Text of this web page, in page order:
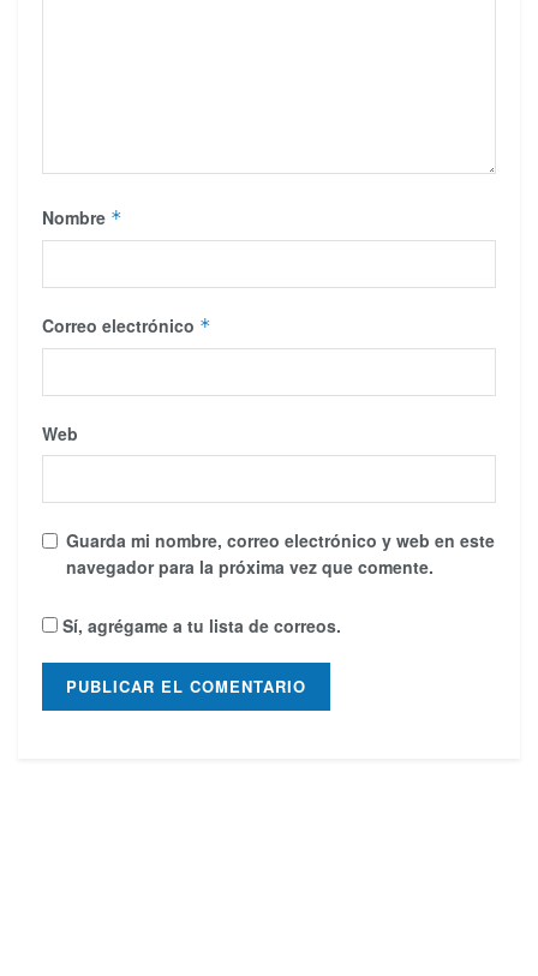
Nombre *
Correo electrónico *
Web
Guarda mi nombre, correo electrónico y web en este
navegador para la próxima vez que comente.
Sí, agrégame a tu lista de correos.